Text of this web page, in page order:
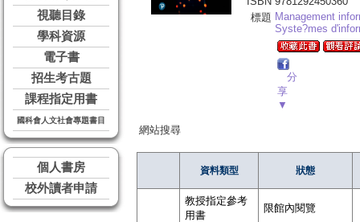
視聽目錄
學科資源
電子書
招生考古題
課程指定用書
國科會人文社會專題書目
個人書房
校外讀者申請
標題 Management
Syste?mes
分
享
▼
網站搜尋
資料類型 狀態
教授指定參考
用書
限館內閱覽